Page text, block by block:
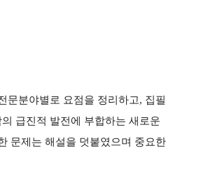
문분야별로 요점을 정리하고, 집필
급진적 발전에 부합하는 새로운
문제는 해설을 덧붙였으며 중요한